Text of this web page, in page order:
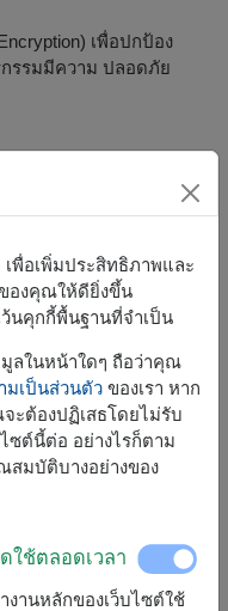
เพื่อปกป้อง
รรมมีความ ปลอดภัย
ไม่?
เครดิตหรือช่องทางการ
ทศไทยได้ อย่างสะดวก
ทำอย่างไร
?
ายการใหม่ หรือใช้ช่อง
เพื่อเพิ่มประสิทธิภาพและ
องคุณให้ดียิ่งขึ้น
นคุกกี้พื้นฐานที่จำเป็น
ลในหน้าใดๆ ถือว่าคุณ
มเป็นส่วนตัวของเรา หาก
ะต้องปฏิเสธโดยไม่รับ
ซต์นี้ต่อ อย่างไรก็ตาม
มบัติบางอย่างของ
ดใช้ตลอดเวลา
งานหลักของเว็บไซต์ใช้